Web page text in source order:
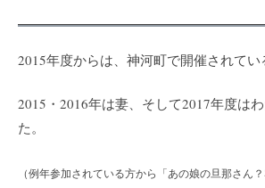
2015年度からは、神河町で開催されてい
2015・2016年は妻、そして2017年度は
た。
（例年参加されている方から「あの娘の旦那さん